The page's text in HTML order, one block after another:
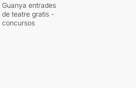
Guanya entrades
de teatre gratis -
concursos